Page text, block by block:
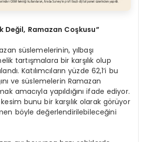
Değil, Ramazan Coşkusu”
süslemelerinin, yılbaşı
tartışmalara bir karşılık olup
Katılımcıların yüzde 62,1’i bu
ve süslemelerin Ramazan
amacıyla yapıldığını ifade ediyor.
bunu bir karşılık olarak görüyor
böyle değerlendirilebileceğini